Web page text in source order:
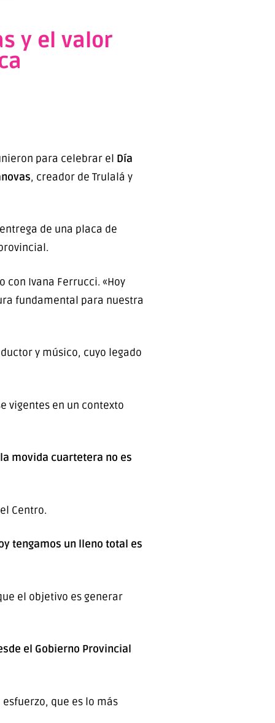
y el valor
para celebrar el Día
, creador de Trulalá y
de una placa de
con Ivana Ferrucci. «Hoy
fundamental para nuestra
y músico, cuyo legado
vigentes en un contexto
movida cuartetera no es
Centro.
tengamos un lleno total es
el objetivo es generar
el Gobierno Provincial
que es lo más